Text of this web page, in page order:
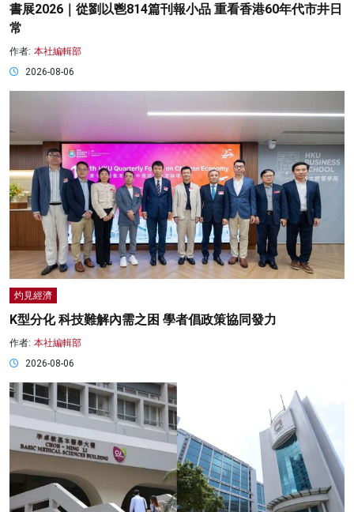
書展2026｜從劉以鬯814篇刊報小品 重看香港60年代市井日
常
作者: 本社編輯部
2026-08-06
灼見經濟
K型分化 科技難解內需之困 學者倡政策協同發力
作者: 本社編輯部
2026-08-06